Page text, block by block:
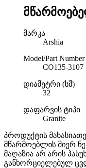
მარკა
Arshia
Model/Part Number
CO135-3107
დიამეტრი (სმ)
32
დაფარვის ტიპი
Granite
პროდუქტის
მწარმოებლის მიერ
მაღაზია არ არის
განხორციელებულ